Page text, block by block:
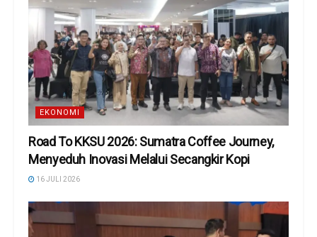
EKONOMI
Road To KKSU 2026: Sumatra Coffee Journey,
Menyeduh Inovasi Melalui Secangkir Kopi
16 JULI 2026